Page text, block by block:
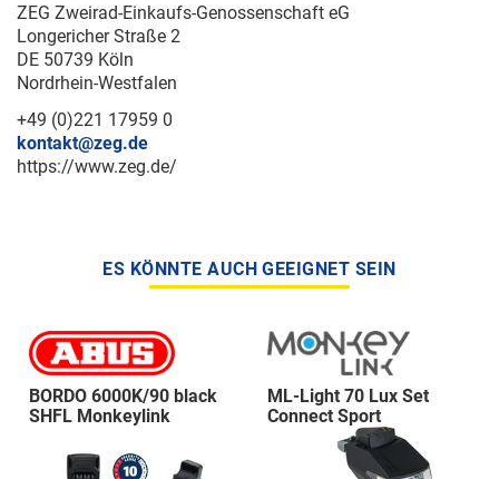
ZEG Zweirad-Einkaufs-Genossenschaft eG
Longericher Straße 2
DE 50739 Köln
Nordrhein-Westfalen
+49 (0)221 17959 0
kontakt@zeg.de
https://www.zeg.de/
ES KÖNNTE AUCH GEEIGNET SEIN
BORDO 6000K/90 black
SHFL Monkeylink
ML-Light 70 Lux Set
Connect Sport